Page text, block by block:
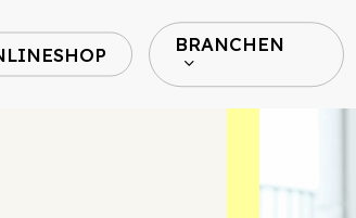
BRANCHEN